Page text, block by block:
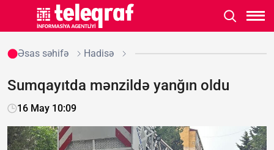
Əsas səhifə Hadisə
Sumqayıtda mənzildə yanğın oldu
16 May 10:09